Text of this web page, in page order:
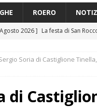
ROERO
2026 ] La festa di San
Agosto 2026 ] Palio di Asti: da
2026 ]
Alba: lunedì 10
Gorzegno: 24
Soria di Castiglione
di